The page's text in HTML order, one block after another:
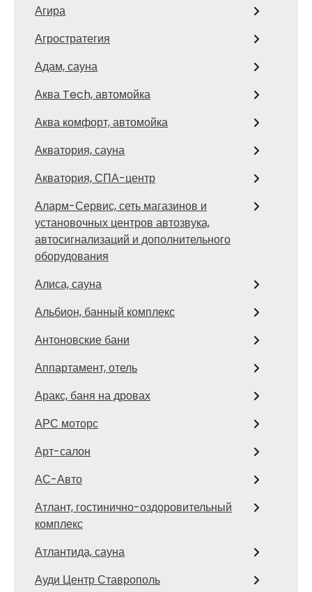
Агира
Агростратегия
Адам, сауна
Аква Tech, автомойка
Аква комфорт, автомойка
Акватория, сауна
Акватория, СПА-центр
Аларм-Сервис, сеть магазинов и
установочных центров автозвука,
автосигнализаций и дополнительного
оборудования
Алиса, сауна
Альбион, банный комплекс
Антоновские бани
Аппартамент, отель
Аракс, баня на дровах
АРС моторс
Арт-салон
АС-Авто
Атлант, гостинично-оздоровительный
комплекс
Атлантида, сауна
Ауди Центр Ставрополь